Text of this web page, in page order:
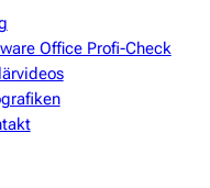
Office Profi-Check